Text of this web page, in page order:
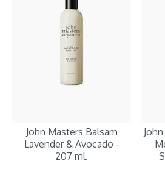
John Masters Balsam
Lavender & Avocado -
207 ml.